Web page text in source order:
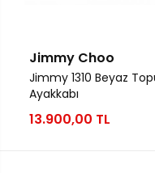
Jimmy Choo
Jimmy 1310 Beyaz
Ayakkabı
13.900,00 TL